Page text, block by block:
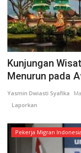
Kunjungan
Menurun pada
Yasmin Dwiasti Syafika
Laporkan
Pekerja Migran Indonesia